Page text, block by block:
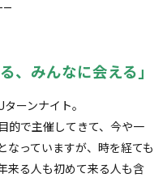
、みんなに会える」
ーンナイト。
的で主催してきて、今や一
なっていますが、時を経ても
来る人も初めて来る人も含